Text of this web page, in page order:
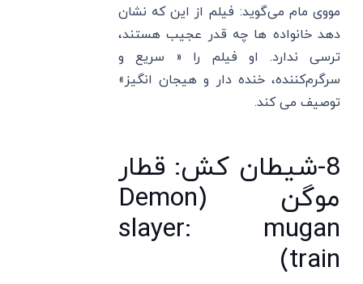
مووی مام می‌گوید: فیلم از این که نشان
دهد خانواده ‌ها چه قدر عجیب هستند،
ترسی ندارد. او فیلم را « سریع و
سرگرم‌کننده، خنده‌ دار و هیجان ‌انگیز»
توصیف می کند.
8-شیطان کش: قطار
موگن (Demon
slayer: mugan
train)